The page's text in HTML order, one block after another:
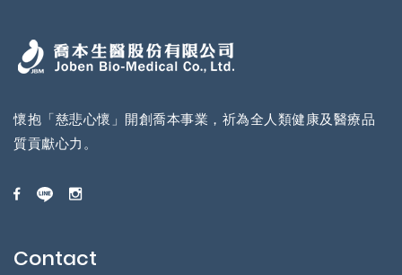
懷抱「慈悲心懷」開創喬本事業，祈為全人類健康及醫療品
質貢獻心力。
Contact